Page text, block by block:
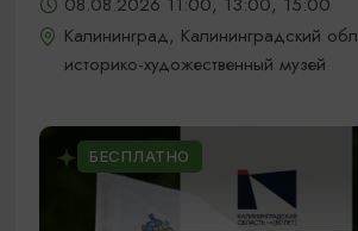
Калининград, Калининградский
историко-художественный музей
БЕСПЛАТНО